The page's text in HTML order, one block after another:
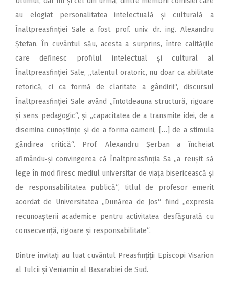
au elogiat personalitatea intelectuală și culturală a
Înaltpreasfinției Sale a fost prof. univ. dr. ing. Alexandru
Ștefan. În cuvântul său, acesta a surprins, între calitățile
care definesc profilul intelectual și cultural al
Înaltpreasfinției Sale, „talentul oratoric, nu doar ca abilitate
retorică, ci ca formă de claritate a gândirii“, discursul
Înaltpreasfinției Sale având „întotdeauna structură, rigoare
și sens pedagogic“, și „capacitatea de a transmite idei, de a
disemina cunoștințe și de a forma oameni, […] de a stimula
gândirea critică“. Prof. Alexandru Șerban a încheiat
afimându‑și convingerea că Înaltpreasfinția Sa „a reușit să
lege în mod firesc mediul universitar de viața bisericească și
de responsabilitatea publică“, titlul de profesor emerit
acordat de Universitatea „Dunărea de Jos“ fiind „expresia
recunoașterii academice pentru activitatea desfășurată cu
consecvență, rigoare și responsabilitate“.
Dintre invitați au luat cuvântul Preasfințiții Episcopi Visarion
al Tulcii și Veniamin al Basarabiei de Sud.